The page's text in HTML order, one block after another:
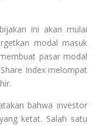
ini akan mulai
modal masuk
pasar modal
Index melompat
bahwa investor
ketat. Salah satu